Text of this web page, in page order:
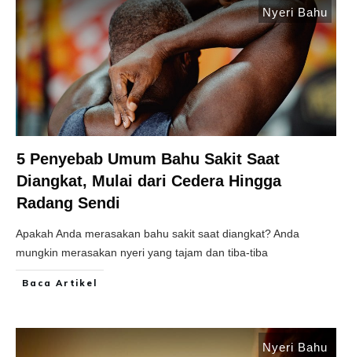
Nyeri Bahu
5 Penyebab Umum Bahu Sakit Saat
Diangkat, Mulai dari Cedera Hingga
Radang Sendi
Apakah Anda merasakan bahu sakit saat diangkat? Anda
mungkin merasakan nyeri yang tajam dan tiba-tiba
Baca Artikel
Nyeri Bahu